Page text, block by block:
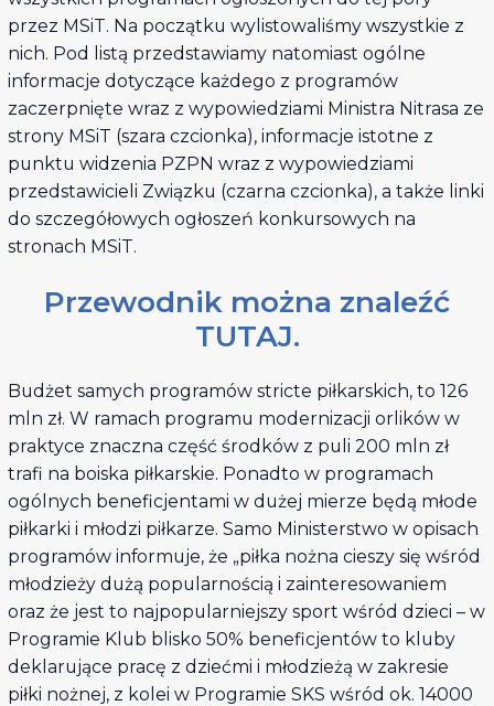
przez MSiT. Na początku wylistowaliśmy wszystkie z
nich. Pod listą przedstawiamy natomiast ogólne
informacje dotyczące każdego z programów
zaczerpnięte wraz z wypowiedziami Ministra Nitrasa ze
strony MSiT (szara czcionka), informacje istotne z
punktu widzenia PZPN wraz z wypowiedziami
przedstawicieli Związku (czarna czcionka), a także linki
do szczegółowych ogłoszeń konkursowych na
stronach MSiT.
Przewodnik można znaleźć
TUTAJ.
Budżet samych programów stricte piłkarskich, to 126
mln zł. W ramach programu modernizacji orlików w
praktyce znaczna część środków z puli 200 mln zł
trafi na boiska piłkarskie. Ponadto w programach
ogólnych beneficjentami w dużej mierze będą młode
piłkarki i młodzi piłkarze. Samo Ministerstwo w opisach
programów informuje, że „piłka nożna cieszy się wśród
młodzieży dużą popularnością i zainteresowaniem
oraz że jest to najpopularniejszy sport wśród dzieci – w
Programie Klub blisko 50% beneficjentów to kluby
deklarujące pracę z dziećmi i młodzieżą w zakresie
piłki nożnej, z kolei w Programie SKS wśród ok. 14000